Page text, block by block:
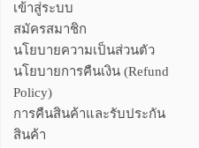
เข้าสู่ระบบ
สมัครสมาชิก
นโยบายความเป็นส่วนตัว
นโยบายการคืนเงิน (Refund
Policy)
การคืนสินค้าและรับประกัน
สินค้า